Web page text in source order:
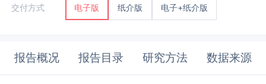
交付方式 电子版 纸介版 电子+纸介版
报告概况 报告目录 研究方法 数据来源